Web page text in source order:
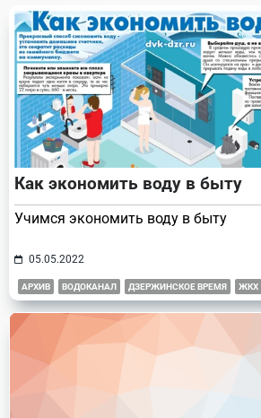
text">Page</span>
Как экономить воду в быту
Учимся экономить воду в быту
05.05.2022
АРХИВ ВОДОКАНАЛ ДЗЕРЖИНСКОЕ ВРЕМЯ ЖКХ